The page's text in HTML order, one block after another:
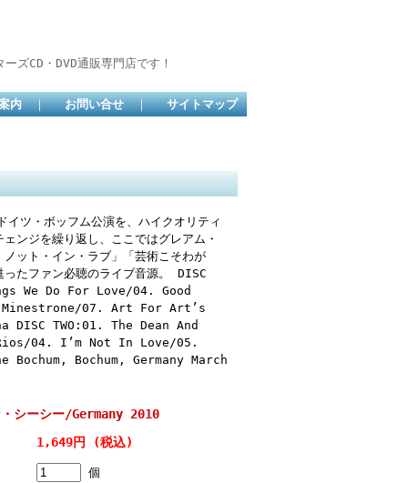
ズCD・DVD通販専門店です！
内 ｜ お問い合せ ｜ サイトマップ
ツ・ボッフム公演を、ハイクオリティ
ンジを繰り返し、ここではグレアム・
ット・イン・ラブ」「芸術こそわが
ったファン必聴のライブ音源。 DISC
We Do For Love/04. Good
07. Art For Art’s
TWO:01. The Dean And
04. I’m Not In Love/05.
Bochum, Germany March
シーシー/Germany 2010
1,649円 (税込)
個